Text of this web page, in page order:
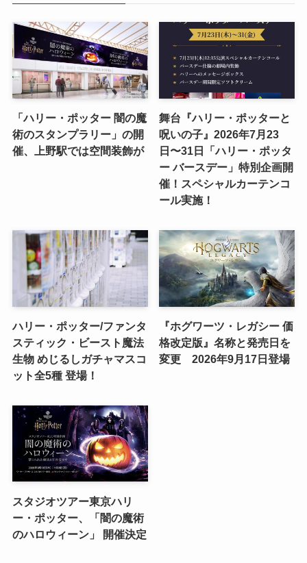
「ハリー・ポッター 闇の魔
術のスタンプラリー」の開
催、上野駅では空間装飾が
舞台『ハリー・ポッターと
呪いの子』2026年7月23
日〜31日「ハリー・ポッタ
ー バースデー」特別企画開
催！スペシャルカーテンコ
ール実施！
ハリー・ポッター/ファンタ
スティック・ビースト魔法
生物 めじるしガチャマスコ
ット全5種 登場！
『ホグワーツ・レガシー 価
格改定版』名称と発売日を
変更 2026年9月17日登場
スタジオツアー東京ハリ
ー・ポッター、「闇の魔術
のハロウィーン」 開催決定